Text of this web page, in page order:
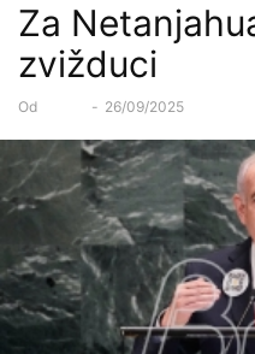
Za
zvižduci
Od - 26/09/2025